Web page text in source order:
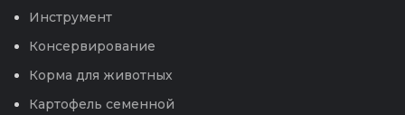
Инструмент
Консервирование
Корма для животных
Картофель семенной